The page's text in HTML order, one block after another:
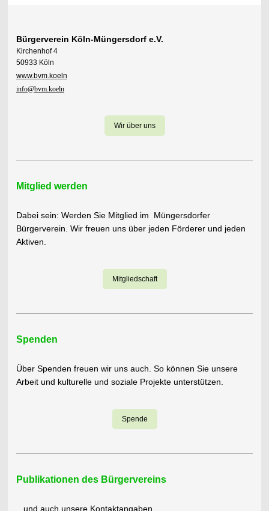
Bürgerverein Köln-Müngersdorf e.V.
Kirchenhof 4
50933 Köln
www.bvm.koeln
info@bvm.koeln
Wir über uns
Mitglied werden
Dabei sein: Werden Sie Mitglied im Müngersdorfer
Bürgerverein. Wir freuen uns über jeden Förderer und jeden
Aktiven.
Mitgliedschaft
Spenden
Über Spenden freuen wir uns auch. So können Sie unsere
Arbeit und kulturelle und soziale Projekte unterstützen.
Spende
Publikationen des Bürgervereins
...und auch unsere Kontaktangaben.